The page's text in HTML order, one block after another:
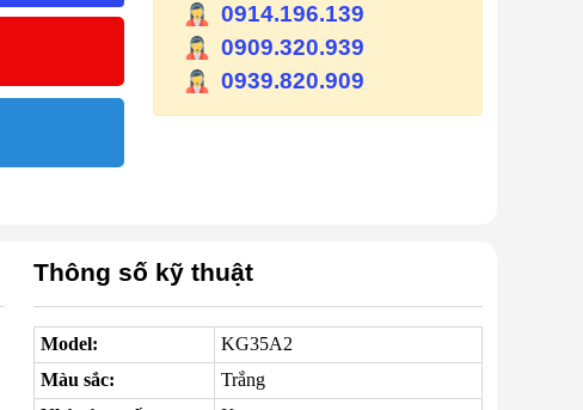
0914.196.139
0909.320.939
0939.820.909
Thông số kỹ thuật
Model:
KG35A2
Màu sắc:
Trắng